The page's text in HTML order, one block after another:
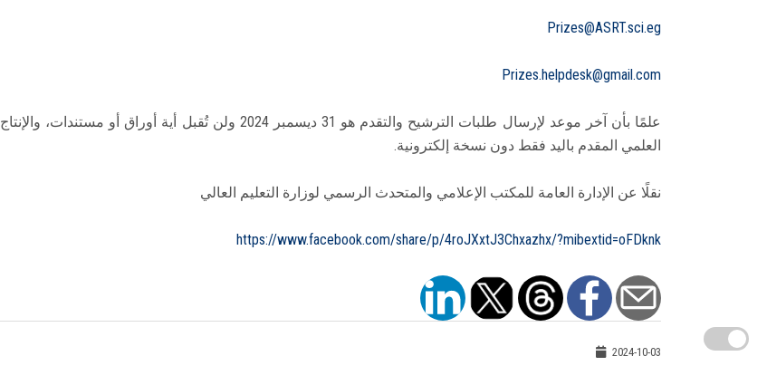
Prizes@ASRT.sci.eg
Prizes.helpdesk@gmail.com
علمًا بأن آخر موعد لإرسال طلبات الترشيح والتقدم هو 31 ديسمبر 2024 ولن تُقبل أية أوراق أو مستندات، والإنتاج
العلمي المقدم باليد فقط دون نسخة إلكترونية.
نقلًا عن الإدارة العامة للمكتب الإعلامي والمتحدث الرسمي لوزارة التعليم العالي
https://www.facebook.com/share/p/4roJXxtJ3Chxazhx/?mibextid=oFDknk
2024-10-03